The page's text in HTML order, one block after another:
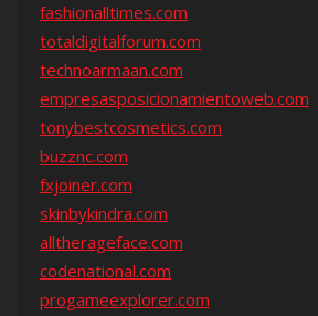
fashionalltimes.com
totaldigitalforum.com
technoarmaan.com
empresasposicionamientoweb.com
tonybestcosmetics.com
buzznc.com
fxjoiner.com
skinbykindra.com
alltherageface.com
codenational.com
progameexplorer.com